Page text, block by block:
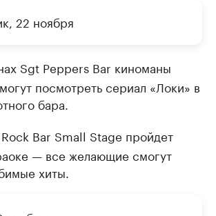
22 ноября
Sgt Peppers Bar киноманы
посмотреть сериал «Локи» в
бара.
Bar Small Stage пройдет
— все желающие смогут
хиты.